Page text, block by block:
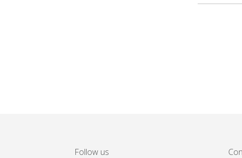
Follow us